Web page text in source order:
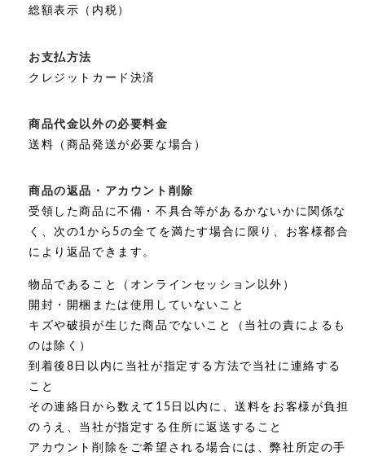
総額表示（内税）
お支払方法
クレジットカード決済
商品代金以外の必要料金
送料（商品発送が必要な場合）
商品の返品・アカウント削除
受領した商品に不備・不具合等があるかないかに関係な
く、次の1から5の全てを満たす場合に限り、お客様都合
により返品できます。
物品であること（オンラインセッション以外）
開封・開梱または使用していないこと
キズや破損が生じた商品でないこと（当社の責によるも
のは除く）
到着後8日以内に当社が指定する方法で当社に連絡する
こと
その連絡日から数えて15日以内に、送料をお客様が負担
のうえ、当社が指定する住所に返送すること
アカウント削除をご希望される場合には、弊社所定の手